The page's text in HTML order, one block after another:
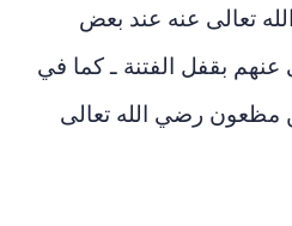
تعالى عنه عند بعض
عنهم بقفل الفتنة ـ كما في
مظعون رضي الله تعالى